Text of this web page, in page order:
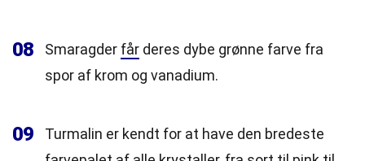
08 Smaragder får deres dybe grønne farve fra
spor af krom og vanadium.
09
Turmalin er kendt for at have den bredeste